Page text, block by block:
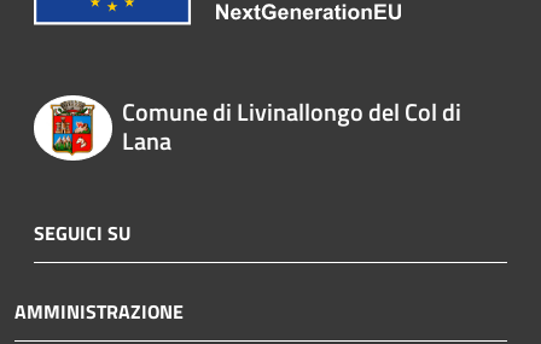
Comune di Livinallongo del Col di
Lana
SEGUICI SU
AMMINISTRAZIONE